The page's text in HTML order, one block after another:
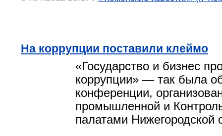
На коррупции поставили клеймо
«Государство и бизнес
коррупции» — так была
конференции,
промышленной и
палатами Нижегородской